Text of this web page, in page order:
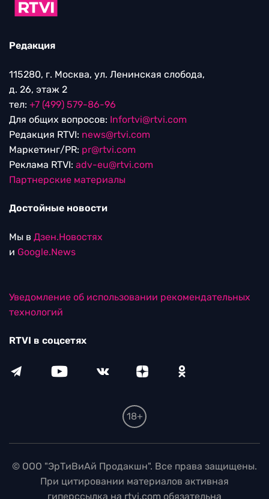
Редакция
115280, г. Москва, ул. Ленинская слобода,
д. 26, этаж 2
тел: +7 (499) 579-86-96
Для общих вопросов: Infortvi@rtvi.com
Редакция RTVI: news@rtvi.com
Маркетинг/PR: pr@rtvi.com
Реклама RTVI: adv-eu@rtvi.com
Партнерские материалы
Достойные новости
Мы в Дзен.Новостях
и Google.News
Уведомление об использовании рекомендательных
технологий
RTVI в соцсетях
18+
© ООО "ЭрТиВиАй Продакшн". Все права защищены.
При цитировании материалов активная
гиперссылка на rtvi.com обязательна